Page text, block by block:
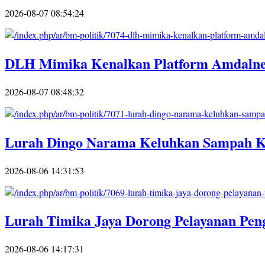
2026-08-07 08:54:24
DLH Mimika Kenalkan Platform
2026-08-07 08:48:32
Lurah Dingo Narama Keluhkan
2026-08-06 14:31:53
Lurah Timika Jaya Dorong Pelayanan
2026-08-06 14:17:31